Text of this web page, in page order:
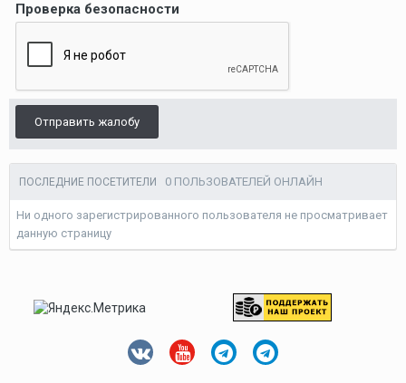
Проверка безопасности
Отправить жалобу
ПОСЛЕДНИЕ ПОСЕТИТЕЛИ 0 ПОЛЬЗОВАТЕЛЕЙ ОНЛАЙН
Ни одного зарегистрированного пользователя не просматривает
данную страницу